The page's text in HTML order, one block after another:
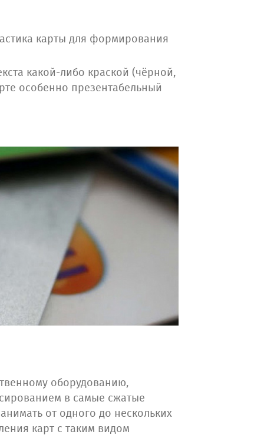
карты для формирования
какой-либо краской (чёрной,
особенно презентабельный
оборудованию,
в самые сжатые
от одного до нескольких
карт с таким видом